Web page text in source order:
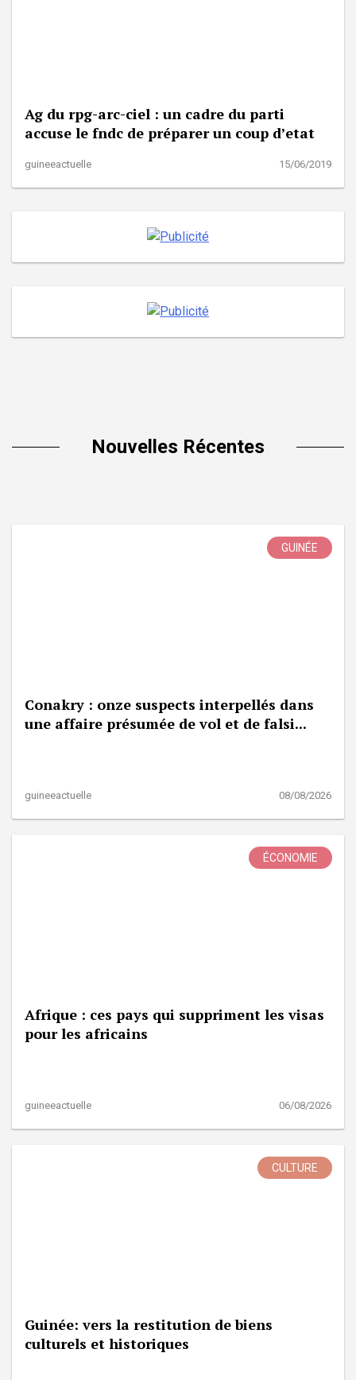
Ag du rpg-arc-ciel : un cadre du parti
accuse le fndc de préparer un coup d’etat
guineeactuelle 15/06/2019
Nouvelles Récentes
GUINÉE
Conakry : onze suspects interpellés dans
une affaire présumée de vol et de falsi...
guineeactuelle 08/08/2026
ÉCONOMIE
Afrique : ces pays qui suppriment les visas
pour les africains
guineeactuelle 06/08/2026
CULTURE
Guinée: vers la restitution de biens
culturels et historiques